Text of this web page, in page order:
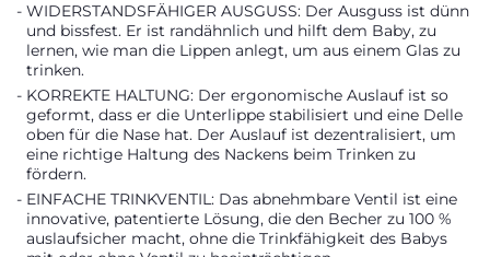
WIDERSTANDSFÄHIGER AUSGUSS: Der Ausguss ist dünn
und bissfest. Er ist randähnlich und hilft dem Baby, zu
lernen, wie man die Lippen anlegt, um aus einem Glas zu
trinken.
KORREKTE HALTUNG: Der ergonomische Auslauf ist so
geformt, dass er die Unterlippe stabilisiert und eine Delle
oben für die Nase hat. Der Auslauf ist dezentralisiert, um
eine richtige Haltung des Nackens beim Trinken zu
fördern.
EINFACHE TRINKVENTIL: Das abnehmbare Ventil ist eine
innovative, patentierte Lösung, die den Becher zu 100 %
auslaufsicher macht, ohne die Trinkfähigkeit des Babys